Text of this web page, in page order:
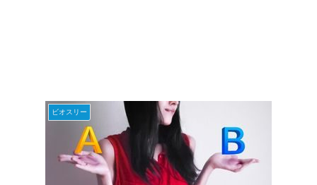
ビオスリー